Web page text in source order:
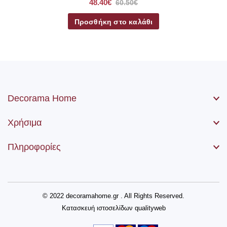
48.40€ 60.50€
Προσθήκη στο καλάθι
Decorama Home
Χρήσιμα
Πληροφορίες
© 2022 decoramahome.gr . All Rights Reserved.
Κατασκευή ιστοσελίδων qualityweb